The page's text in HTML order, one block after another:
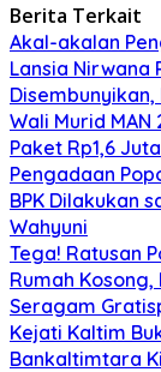
Berita Terkait
Akal-akalan
Lansia Nirwana
Disembunyikan,
Wali Murid MAN
Paket Rp1,6 Juta
Pengadaan
BPK Dilakukan
Wahyuni
Tega! Ratusan
Rumah
Seragam
Kejati Kaltim
Bankaltimtara